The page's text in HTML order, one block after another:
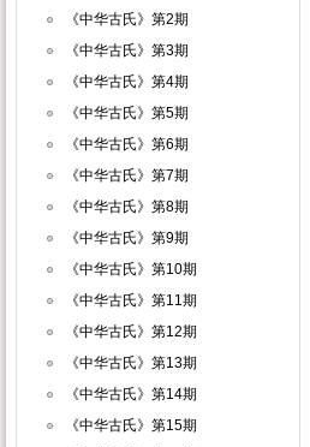
《中华古氏》第2期
《中华古氏》第3期
《中华古氏》第4期
《中华古氏》第5期
《中华古氏》第6期
《中华古氏》第7期
《中华古氏》第8期
《中华古氏》第9期
《中华古氏》第10期
《中华古氏》第11期
《中华古氏》第12期
《中华古氏》第13期
《中华古氏》第14期
《中华古氏》第15期